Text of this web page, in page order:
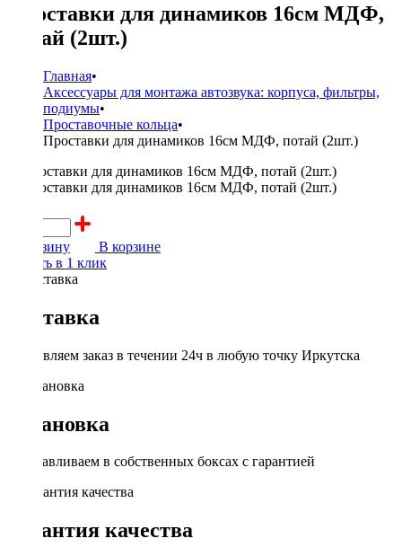
Проставки для динамиков 16см МДФ,
потай (2шт.)
Главная•
Аксессуары для монтажа автозвука: корпуса, фильтры,
подиумы•
Проставочные кольца•
Проставки для динамиков 16см МДФ, потай (2шт.)
В корзину
В корзине
Купить в 1 клик
Доставка
Доставляем заказ в течении 24ч в любую точку Иркутска
Установка
Устанавливаем в собственных боксах с гарантией
Гарантия качества